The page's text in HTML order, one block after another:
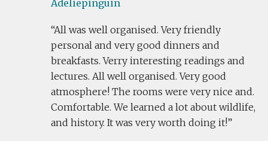
Adeliepinguin
All was well organised. Very friendly
personal and very good dinners and
breakfasts. Verry interesting readings and
lectures. All well organised. Very good
atmosphere! The rooms were very nice and.
Comfortable. We learned a lot about wildlife,
and history. It was very worth doing it!